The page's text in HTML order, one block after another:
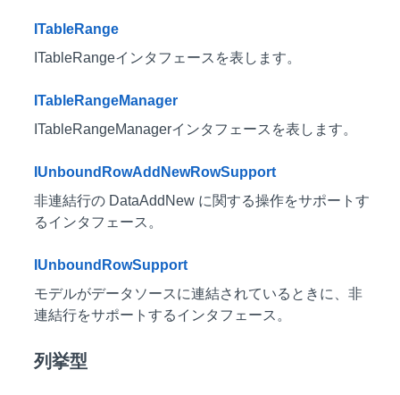
ITableRange
ITableRangeインタフェースを表します。
ITableRangeManager
ITableRangeManagerインタフェースを表します。
IUnboundRowAddNewRowSupport
非連結行の DataAddNew に関する操作をサポートす
るインタフェース。
IUnboundRowSupport
モデルがデータソースに連結されているときに、非
連結行をサポートするインタフェース。
列挙型